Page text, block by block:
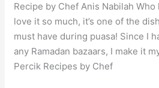
Recipe by Chef Anis Nabilah Who
love it so much, it’s one of the
must have during puasa! Since I
any Ramadan bazaars, I make it
Percik Recipes by Chef